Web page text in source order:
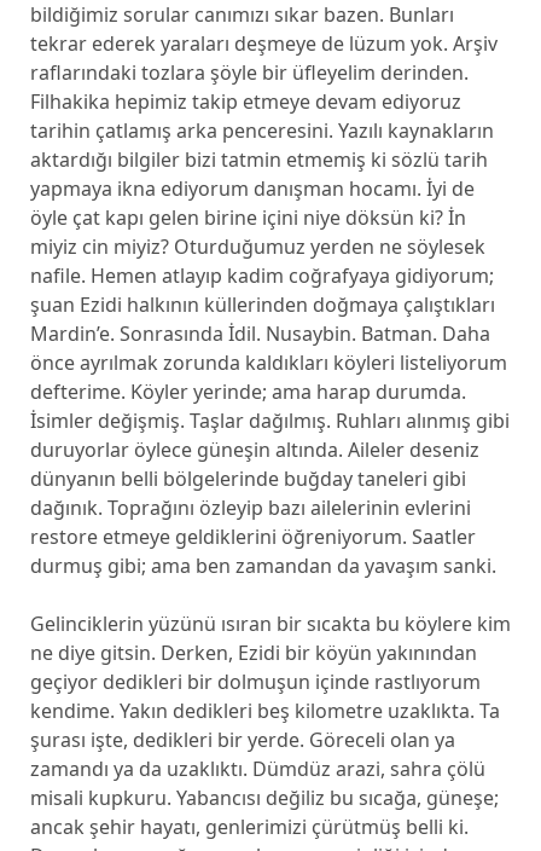
bildiğimiz sorular canımızı sıkar bazen. Bunları
tekrar ederek yaraları deşmeye de lüzum yok. Arşiv
raflarındaki tozlara şöyle bir üfleyelim derinden.
Filhakika hepimiz takip etmeye devam ediyoruz
tarihin çatlamış arka penceresini. Yazılı kaynakların
aktardığı bilgiler bizi tatmin etmemiş ki sözlü tarih
yapmaya ikna ediyorum danışman hocamı. İyi de
öyle çat kapı gelen birine içini niye döksün ki? İn
miyiz cin miyiz? Oturduğumuz yerden ne söylesek
nafile. Hemen atlayıp kadim coğrafyaya gidiyorum;
şuan Ezidi halkının küllerinden doğmaya çalıştıkları
Mardin’e. Sonrasında İdil. Nusaybin. Batman. Daha
önce ayrılmak zorunda kaldıkları köyleri listeliyorum
defterime. Köyler yerinde; ama harap durumda.
İsimler değişmiş. Taşlar dağılmış. Ruhları alınmış gibi
duruyorlar öylece güneşin altında. Aileler deseniz
dünyanın belli bölgelerinde buğday taneleri gibi
dağınık. Toprağını özleyip bazı ailelerinin evlerini
restore etmeye geldiklerini öğreniyorum. Saatler
durmuş gibi; ama ben zamandan da yavaşım sanki.
Gelinciklerin yüzünü ısıran bir sıcakta bu köylere kim
ne diye gitsin. Derken, Ezidi bir köyün yakınından
geçiyor dedikleri bir dolmuşun içinde rastlıyorum
kendime. Yakın dedikleri beş kilometre uzaklıkta. Ta
şurası işte, dedikleri bir yerde. Göreceli olan ya
zamandı ya da uzaklıktı. Dümdüz arazi, sahra çölü
misali kupkuru. Yabancısı değiliz bu sıcağa, güneşe;
ancak şehir hayatı, genlerimizi çürütmüş belli ki.